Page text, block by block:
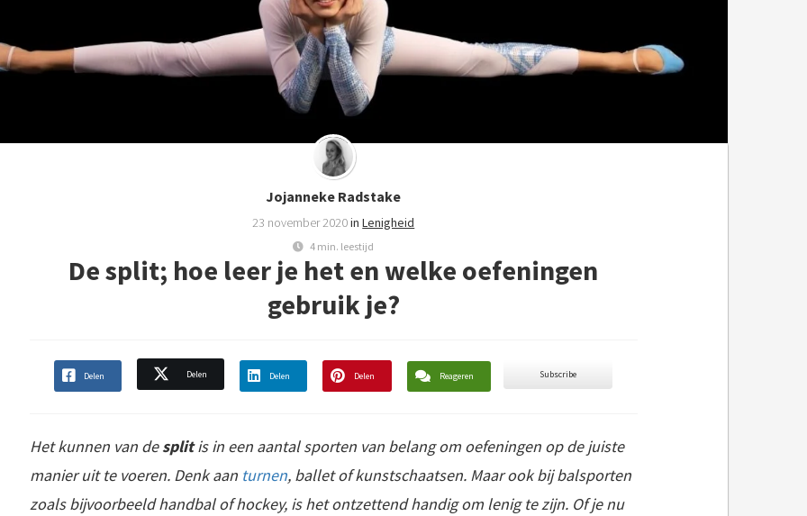
Jojanneke Radstake
23 november 2020inLenigheid
4 min. leestijd
De split; hoe leer je het en welke oefeningen
gebruik je?
Delen Delen Delen Delen Reageren Subscribe
Het kunnen van desplitis in een aantal sporten van belang om oefeningen op de juiste
manier uit te voeren. Denk aan turnen, ballet of kunstschaatsen. Maar ook bij balsporten
zoals bijvoorbeeld handbal of hockey, is het ontzettend handig om lenig te zijn. Of je nu